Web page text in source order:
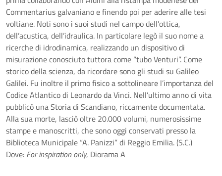
Commentarius galvaniano e finendo poi per aderire alle tesi
voltiane. Noti sono i suoi studi nel campo dell’ottica,
dell’acustica, dell’idraulica. In particolare legò il suo nome a
ricerche di idrodinamica, realizzando un dispositivo di
misurazione conosciuto tuttora come “tubo Venturi”. Come
storico della scienza, da ricordare sono gli studi su Galileo
Galilei. Fu inoltre il primo fisico a sottolineare l’importanza del
Codice Atlantico di Leonardo da Vinci. Nell’ultimo anno di vita
pubblicò una Storia di Scandiano, riccamente documentata.
Alla sua morte, lasciò oltre 20.000 volumi, numerosissime
stampe e manoscritti, che sono oggi conservati presso la
Biblioteca Municipale “A. Panizzi” di Reggio Emilia. (S.C.)
Dove: For inspiration only, Diorama A